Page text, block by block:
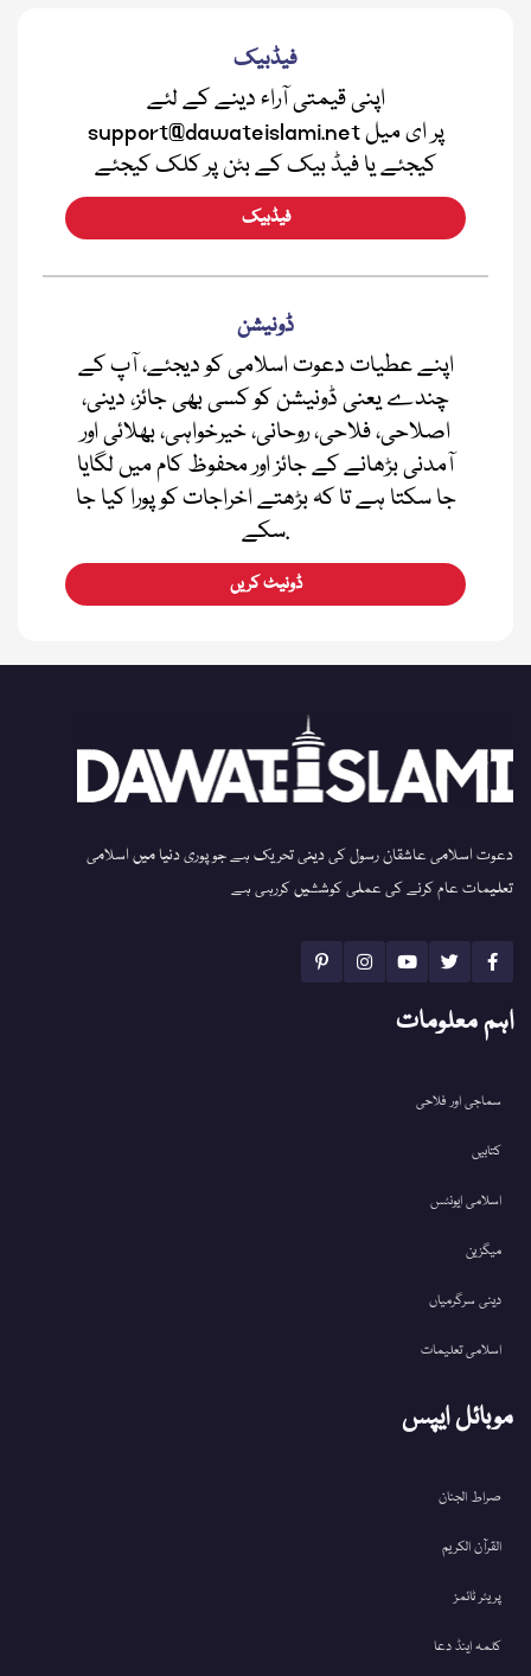
فیڈبیک
اپنی قیمتی آراء دینے کے لئے
support@dawateislami.net پر ای میل
کیجئے یا فیڈ بیک کے بٹن پر کلک کیجئے
فیڈبیک
ڈونیشن
اپنے عطیات دعوت اسلامی کو دیجئے، آپ کے
چندے یعنی ڈونیشن کو کسی بھی جائز، دینی،
اصلاحی، فلاحی، روحانی، خیرخواہی، بھلائی اور
آمدنی بڑھانے کے جائز اور محفوظ کام میں لگایا
جا سکتا ہے تا کہ بڑھتے اخراجات کو پورا کیا جا
سکے.
ڈونیٹ کریں
دعوت اسلامی عاشقان رسول کی دینی تحریک ہے جو پوری دنیا میں اسلامی
تعلیمات عام کرنے کی عملی کوششیں کررہی ہے
اہم معلومات
سماجی اور فلاحی
کتابیں
اسلامی ایونٹس
میگزین
دینی سرگرمیاں
اسلامی تعلیمات
موبائل ایپس
صراط الجنان
القرآن الکریم
پریئر ٹائمز
کلمہ اینڈ دعا